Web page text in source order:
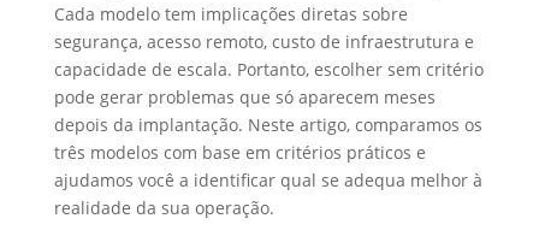
Cada modelo tem implicações diretas sobre
segurança, acesso remoto, custo de infraestrutura e
capacidade de escala. Portanto, escolher sem critério
pode gerar problemas que só aparecem meses
depois da implantação. Neste artigo, comparamos os
três modelos com base em critérios práticos e
ajudamos você a identificar qual se adequa melhor à
realidade da sua operação.